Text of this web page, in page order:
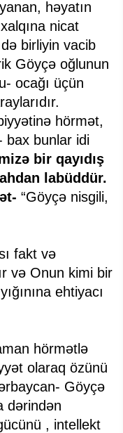
həyatın
nicat
birliyin vacib
Göyçə oğlunun
ocağı üçün
hörmət,
bax bunlar idi
bir qayıdış
labüddür.
“Göyçə nisgili,
fakt və
və Onun kimi bir
ehtiyacı
hörmətlə
olaraq özünü
Göyçə
dərindən
, intellekt